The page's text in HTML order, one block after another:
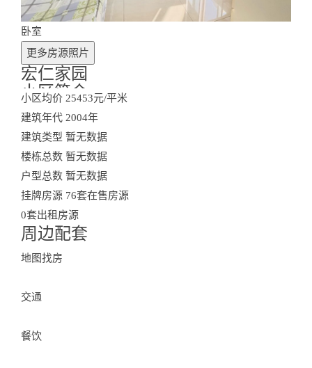
卧室
更多房源照片
宏仁家园
小区简介
小区均价 25453元/平米
建筑年代 2004年
建筑类型 暂无数据
楼栋总数 暂无数据
户型总数 暂无数据
挂牌房源 76套在售房源
0套出租房源
周边配套
Surroundings
地图找房
交通
餐饮